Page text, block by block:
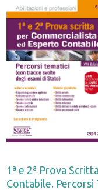
1ª e 2ª Prova
Contabile. Percorsi